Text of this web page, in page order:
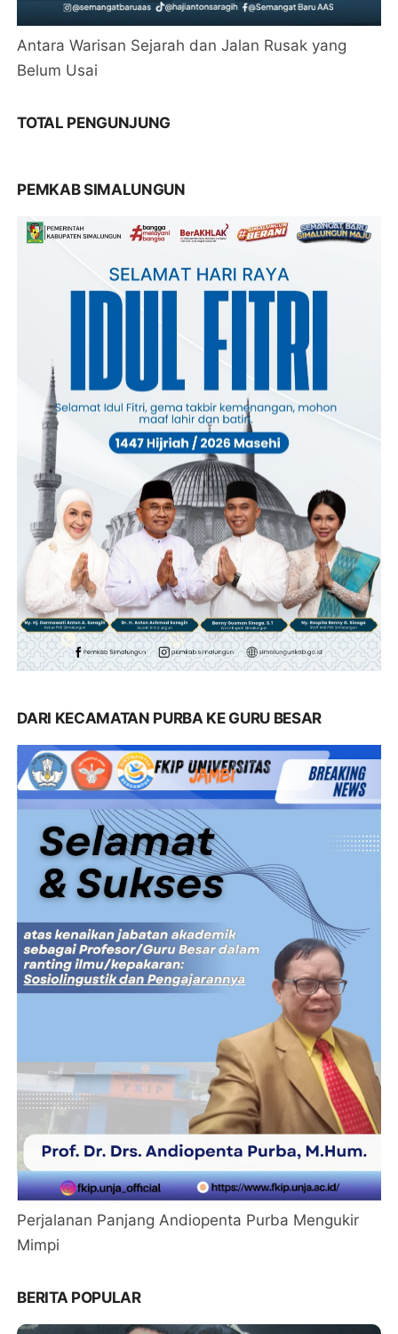
Antara Warisan Sejarah dan Jalan Rusak yang
Belum Usai
TOTAL PENGUNJUNG
PEMKAB SIMALUNGUN
DARI KECAMATAN PURBA KE GURU BESAR
Perjalanan Panjang Andiopenta Purba Mengukir
Mimpi
BERITA POPULAR